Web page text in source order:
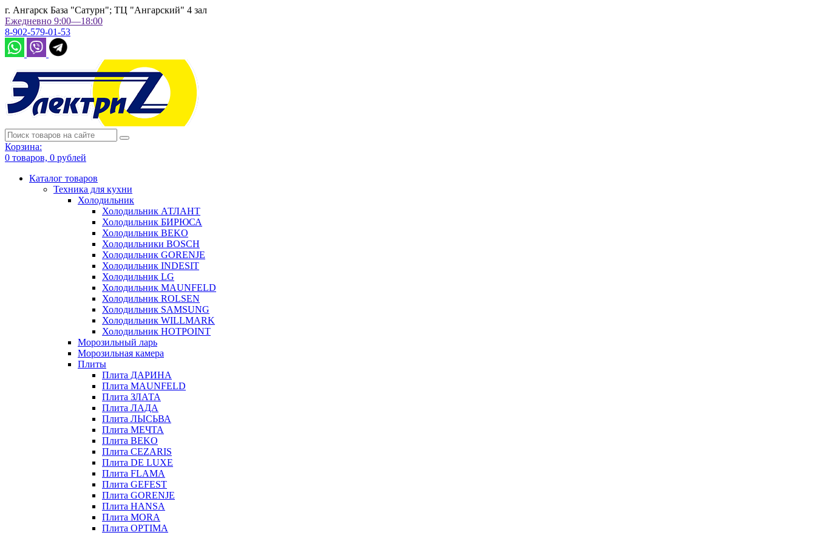
г. Ангарск База "Сатурн"; ТЦ "Ангарский" 4 зал
Ежедневно 9:00—18:00
8-902-579-01-53
Корзина:
0 товаров, 0 рублей
Каталог товаров
Техника для кухни
Холодильник
Холодильник АТЛАНТ
Холодильник БИРЮСА
Холодильник BEKO
Холодильники BOSCH
Холодильник GORENJE
Холодильник INDESIT
Холодильник LG
Холодильник MAUNFELD
Холодильник ROLSEN
Холодильник SAMSUNG
Холодильник WILLMARK
Холодильник HOTPOINT
Морозильный ларь
Морозильная камера
Плиты
Плита ДАРИНА
Плита MAUNFELD
Плита ЗЛАТА
Плита ЛАДА
Плита ЛЫСЬВА
Плита МЕЧТА
Плита BEKO
Плита CEZARIS
Плита DE LUXE
Плита FLAMA
Плита GEFEST
Плита GORENJE
Плита HANSA
Плита MORA
Плита OPTIMA